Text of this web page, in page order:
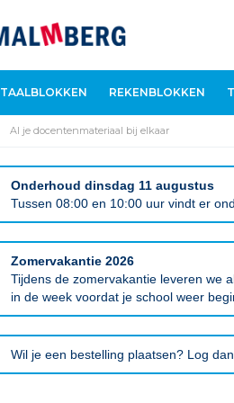
TAALBLOKKEN REKENBLOKKEN
Al je docentenmateriaal bij elkaar
Onderhoud dinsdag 11 augustus
Tussen 08:00 en 10:00 uur vindt er
Zomervakantie 2026
Tijdens de zomervakantie leveren we
in de week voordat je school weer
Wil je een bestelling plaatsen? Log